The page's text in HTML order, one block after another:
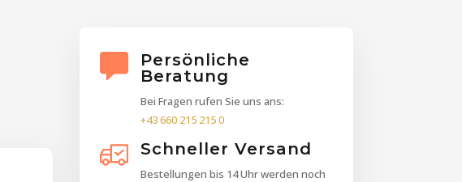
Persönliche
Beratung
Bei Fragen rufen Sie uns ans:
+43 660 215 215 0
Schneller Versand
Bestellungen bis 14 Uhr werden noch